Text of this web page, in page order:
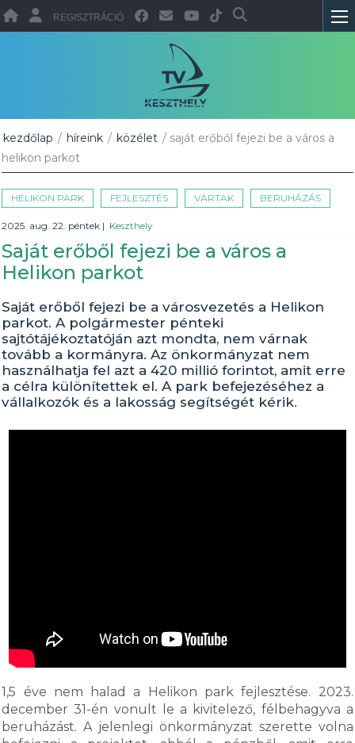
REGISZTRÁCIÓ
kezdőlap / híreink / közélet / saját erőből fejezi be a város a
helikon parkot
HELIKON PARK FEJLESZTÉS VÁRTAK BERUHÁZÁS
2025. aug. 22. péntek | Keszthely
Saját erőből fejezi be a város a
Helikon parkot
Saját erőből fejezi be a városvezetés a Helikon
parkot. A polgármester pénteki
sajtótájékoztatóján azt mondta, nem várnak
tovább a kormányra. Az önkormányzat nem
használhatja fel azt a 420 millió forintot, amit erre
a célra különítettek el. A park befejezéséhez a
vállalkozók és a lakosság segítségét kérik.
1,5 éve nem halad a Helikon park fejlesztése. 2023.
december 31-én vonult le a kivitelező, félbehagyva a
beruházást. A jelenlegi önkormányzat szerette volna